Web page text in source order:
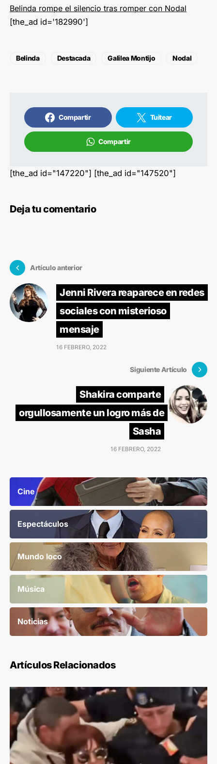
Belinda rompe el silencio tras romper con Nodal
[the_ad id='182990']
Belinda Destacada Galilea Montijo Nodal
Compartir Tuitear
Compartir
[the_ad id="147220"] [the_ad id="147520"]
Deja tu comentario
Artículo anterior
Jenni Rivera reaparece en redes
sociales con misterioso
mensaje
16 FEBRERO, 2022
Siguiente Artículo
Shakira comparte
orgullosamente un logro más de
Sasha
16 FEBRERO, 2022
Cine
Espectáculos
Mundo loco
Música
Noticias
Artículos Relacionados